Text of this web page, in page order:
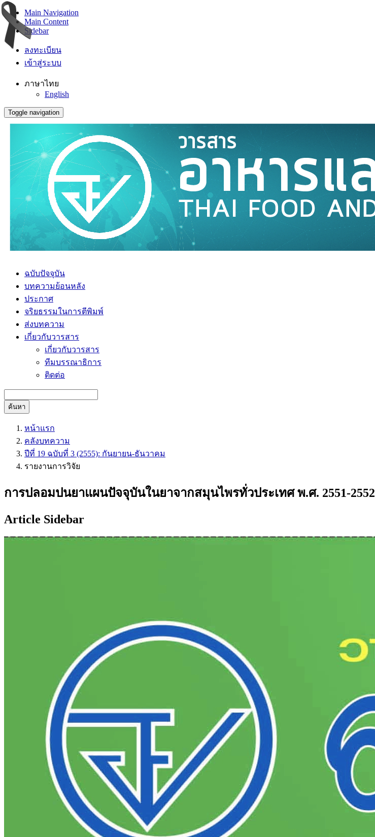
Main Navigation
Main Content
Sidebar
ลงทะเบียน
เข้าสู่ระบบ
ภาษาไทย
English
Toggle navigation
ฉบับปัจจุบัน
บทความย้อนหลัง
ประกาศ
จริยธรรมในการตีพิมพ์
ส่งบทความ
เกี่ยวกับวารสาร
เกี่ยวกับวารสาร
ทีมบรรณาธิการ
ติดต่อ
ค้นหา
หน้าแรก
คลังบทความ
ปีที่ 19 ฉบับที่ 3 (2555): กันยายน-ธันวาคม
รายงานการวิจัย
การปลอมปนยาแผนปัจจุบันในยาจากสมุนไพรทั่วประเทศ พ.ศ. 2551-2552
Article Sidebar